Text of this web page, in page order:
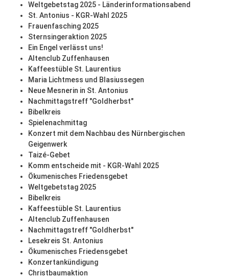
Weltgebetstag 2025 - Länderinformationsabend
St. Antonius - KGR-Wahl 2025
Frauenfasching 2025
Sternsingeraktion 2025
Ein Engel verlässt uns!
Altenclub Zuffenhausen
Kaffeestüble St. Laurentius
Maria Lichtmess und Blasiussegen
Neue Mesnerin in St. Antonius
Nachmittagstreff "Goldherbst"
Bibelkreis
Spielenachmittag
Konzert mit dem Nachbau des Nürnbergischen
Geigenwerk
Taizé-Gebet
Komm entscheide mit - KGR-Wahl 2025
Ökumenisches Friedensgebet
Weltgebetstag 2025
Bibelkreis
Kaffeestüble St. Laurentius
Altenclub Zuffenhausen
Nachmittagstreff "Goldherbst"
Lesekreis St. Antonius
Ökumenisches Friedensgebet
Konzertankündigung
Christbaumaktion